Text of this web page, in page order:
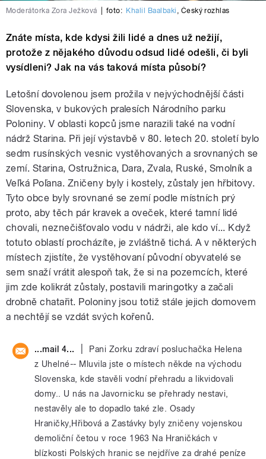
Moderátorka Zora Ježková foto: Khalil Baalbaki , Český rozhlas
Znáte místa, kde kdysi žili lidé a dnes už nežijí,
protože z nějakého důvodu odsud lidé odešli, či byli
vysídleni? Jak na vás taková místa působí?
Letošní dovolenou jsem prožila v nejvýchodnější části
Slovenska, v bukových pralesích Národního parku
Poloniny. V oblasti kopců jsme narazili také na vodní
nádrž Starina. Při její výstavbě v 80. letech 20. století bylo
sedm rusínských vesnic vystěhovaných a srovnaných se
zemí. Starina, Ostružnica, Dara, Zvala, Ruské, Smolník a
Veľká Poľana. Zničeny byly i kostely, zůstaly jen hřbitovy.
Tyto obce byly srovnané se zemí podle místních prý
proto, aby těch pár kravek a oveček, které tamní lidé
chovali, neznečišťovalo vodu v nádrži, ale kdo ví... Když
totuto oblastí procházíte, je zvláštně tichá. A v některých
místech zjistíte, že vystěhovaní původní obyvatelé se
sem snaží vrátit alespoň tak, že si na pozemcích, které
jim zde kolikrát zůstaly, postavili maringotky a začali
drobně chatařit. Poloniny jsou totiž stále jejich domovem
a nechtějí se vzdát svých kořenů.
...mail 4...
Pani Zorku zdraví posluchačka Helena
z Uhelné-- Mluvila jste o místech někde na východu
Slovenska, kde stavěli vodní přehradu a likvidovali
domy.. U nás na Javornicku se přehrady nestavi,
nestavěly ale to dopadlo také zle. Osady
Hraničky,Hřibová a Zastávky byly zničeny vojenskou
demoliční četou v roce 1963 Na Hraničkách v
blízkosti Polských hranic se nejdříve za drahé peníze